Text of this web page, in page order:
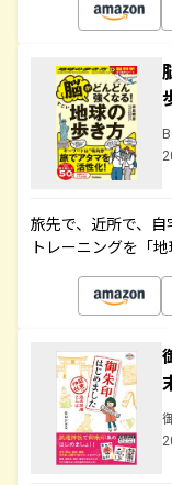
旅先で、近所で、
トレーニングを「